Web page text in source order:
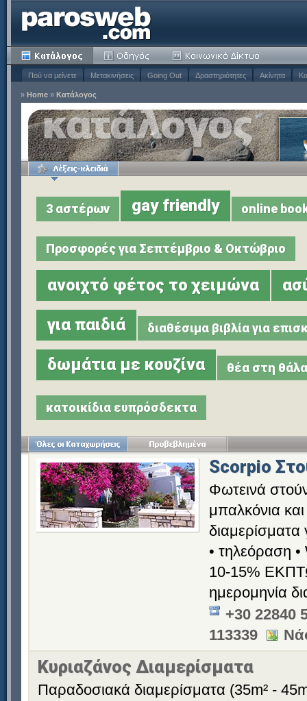
Πού να μείνετε Μετακινήσεις Going Out Δραστηριότητες Ακίνητα
» Home » Κατάλογος
3 αστέρων gay friendly online
Προσφορές για Σεπτέμβριο & Οκτώβριο
ανοιχτό φέτος το χειμώνα
για παιδιά διαθέσιμα βιβλία για
δωμάτια με κουζίνα θέα στη
κατοικίδια ευπρόσδεκτα
Scorpio
Φωτεινά
μπαλκόνια
διαμερίσματα
• τηλεόραση
10-15%
ημερομηνία
+30 22840
113339
Κυριαζάνος Διαμερίσματα
Παραδοσιακά διαμερίσματα (35m² -